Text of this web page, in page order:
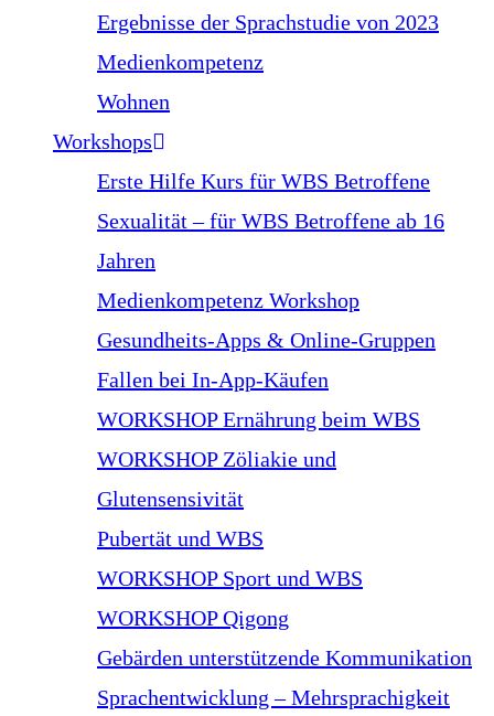
Ergebnisse der Sprachstudie von 2023
Medienkompetenz
Wohnen
Workshops
Erste Hilfe Kurs für WBS Betroffene
Sexualität – für WBS Betroffene ab 16
Jahren
Medienkompetenz Workshop
Gesundheits-Apps & Online-Gruppen
Fallen bei In-App-Käufen
WORKSHOP Ernährung beim WBS
WORKSHOP Zöliakie und
Glutensensivität
Pubertät und WBS
WORKSHOP Sport und WBS
WORKSHOP Qigong
Gebärden unterstützende Kommunikation
Sprachentwicklung – Mehrsprachigkeit